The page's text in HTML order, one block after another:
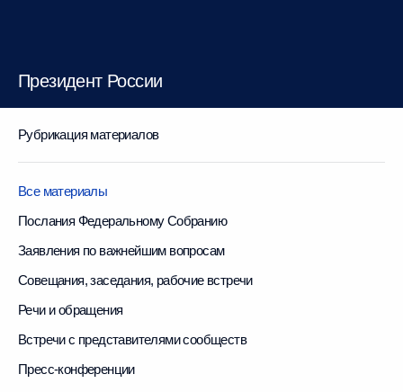
Президент России
Рубрикация материалов
Все материалы
Послания Федеральному Собранию
Заявления по важнейшим вопросам
Совещания, заседания, рабочие встречи
Речи и обращения
Встречи с представителями сообществ
Пресс-конференции